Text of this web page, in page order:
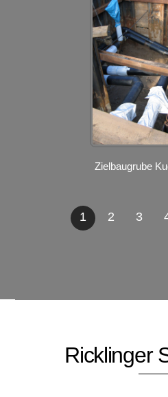
Zielbaugrube
1 2 3
Ricklinger